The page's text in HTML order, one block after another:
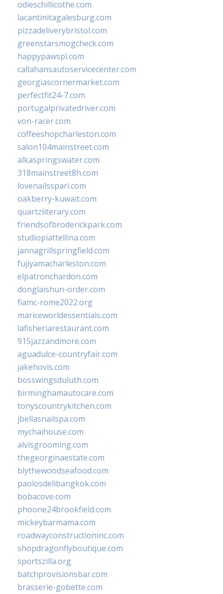
odieschillicothe.com
lacantinitagalesburg.com
pizzadeliverybristol.com
greenstarsmogcheck.com
happypawspl.com
callahansautoservicecenter.com
georgiascornermarket.com
perfectfit24-7.com
portugalprivatedriver.com
von-racer.com
coffeeshopcharleston.com
salon104mainstreet.com
alkaspringswater.com
318mainstreet8h.com
lovenailsspari.com
oakberry-kuwait.com
quartzliterary.com
friendsofbroderickpark.com
studiopiattellina.com
jannagrillspringfield.com
fujiyamacharleston.com
elpatronchardon.com
donglaishun-order.com
fiamc-rome2022.org
mariceworldessentials.com
lafisheriarestaurant.com
915jazzandmore.com
aguadulce-countryfair.com
jakehovis.com
bosswingsduluth.com
birminghamautocare.com
tonyscountrykitchen.com
jbellasnailspa.com
mychaihouse.com
alvisgrooming.com
thegeorginaestate.com
blythewoodseafood.com
paolosdelibangkok.com
bobacove.com
phoone24brookfield.com
mickeybarmama.com
roadwayconstructioninc.com
shopdragonflyboutique.com
sportszilla.org
batchprovisionsbar.com
brasserie-gobette.com